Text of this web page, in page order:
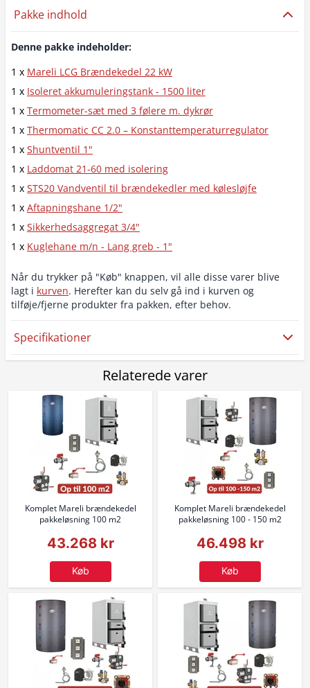
Pakke indhold
Denne pakke indeholder:
1 x Mareli LCG Brændekedel 22 kW
1 x Isoleret akkumuleringstank - 1500 liter
1 x Termometer-sæt med 3 følere m. dykrør
1 x Thermomatic CC 2.0 – Konstanttemperaturregulator
1 x Shuntventil 1"
1 x Laddomat 21-60 med isolering
1 x STS20 Vandventil til brændekedler med kølesløjfe
1 x Aftapningshane 1/2"
1 x Sikkerhedsaggregat 3/4"
1 x Kuglehane m/n - Lang greb - 1"
Når du trykker på "Køb" knappen, vil alle disse varer blive
lagt i kurven. Herefter kan du selv gå ind i kurven og
tilføje/fjerne produkter fra pakken, efter behov.
Specifikationer
Relaterede varer
Komplet Mareli brændekedel
pakkeløsning 100 m2
43.268 kr
Køb
Komplet Mareli brændekedel
pakkeløsning 100 - 150 m2
46.498 kr
Køb